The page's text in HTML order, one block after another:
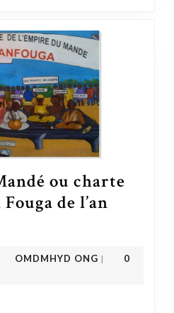
ou charte
de l’an
2023 OMDMHYD ONG |
0